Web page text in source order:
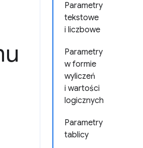
Parametry
tekstowe
i liczbowe
Parametry
w formie
wyliczeń
i wartości
logicznych
Parametry
tablicy